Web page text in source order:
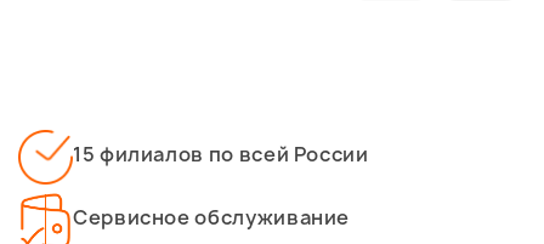
15 филиалов по всей России
Сервисное обслуживание